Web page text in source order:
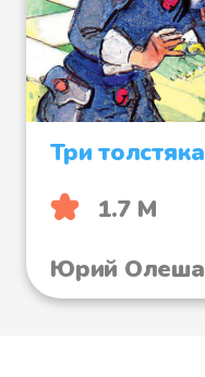
Три толстяка
1.7 М
Юрий Олеша